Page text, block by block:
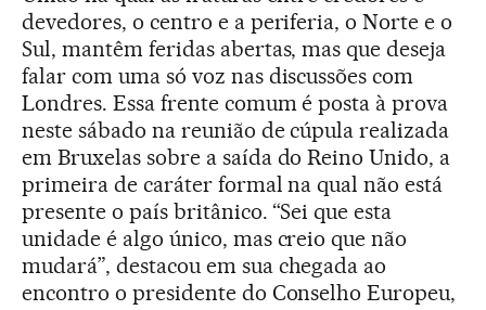
devedores, o centro e a periferia, o Norte e o
Sul, mantêm feridas abertas, mas que deseja
falar com uma só voz nas discussões com
Londres. Essa frente comum é posta à prova
neste sábado na reunião de cúpula realizada
em Bruxelas sobre a saída do Reino Unido, a
primeira de caráter formal na qual não está
presente o país britânico. “Sei que esta
unidade é algo único, mas creio que não
mudará”, destacou em sua chegada ao
encontro o presidente do Conselho Europeu,